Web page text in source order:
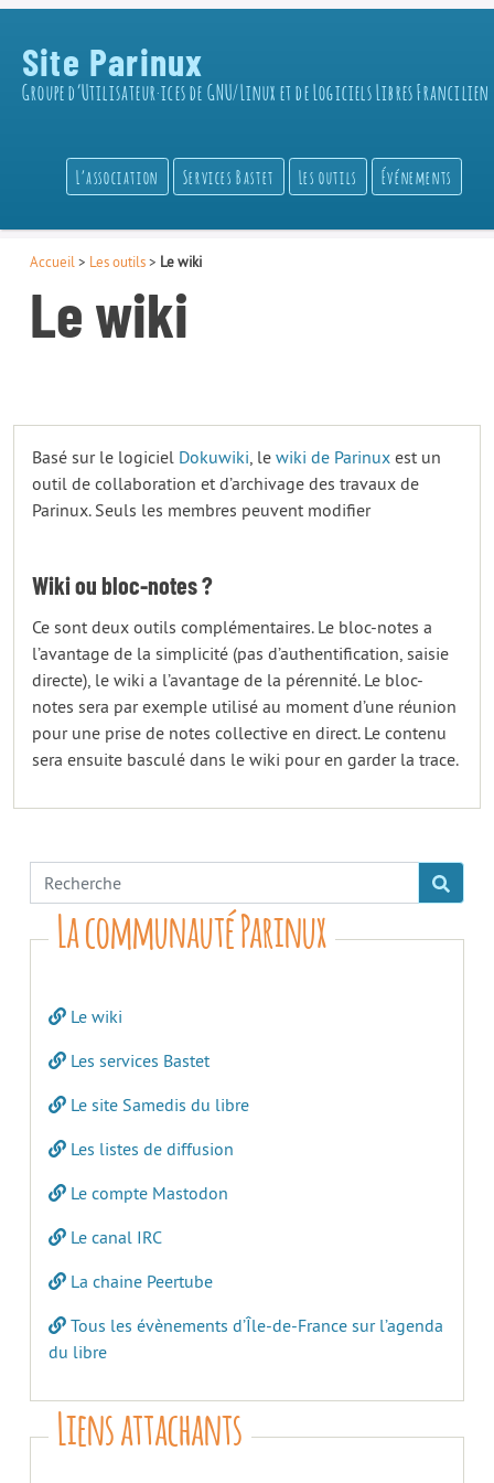
Site Parinux
Groupe d’Utilisateur·ices de GNU/Linux et de Logiciels Libres Francilien
L’association Services Bastet Les outils Événements
Accueil > Les outils> Le wiki
Le wiki
Basé sur le logiciel Dokuwiki, le wiki de Parinux est un
outil de collaboration et d’archivage des travaux de
Parinux. Seuls les membres peuvent modifier
Wiki ou bloc-notes ?
Ce sont deux outils complémentaires. Le bloc-notes a
l’avantage de la simplicité (pas d’authentification, saisie
directe), le wiki a l’avantage de la pérennité. Le bloc-
notes sera par exemple utilisé au moment d’une réunion
pour une prise de notes collective en direct. Le contenu
sera ensuite basculé dans le wiki pour en garder la trace.
La communauté Parinux
Le wiki
Les services Bastet
Le site Samedis du libre
Les listes de diffusion
Le compte Mastodon
Le canal IRC
La chaine Peertube
Tous les évènements d’Île-de-France sur l’agenda
du libre
Liens attachants